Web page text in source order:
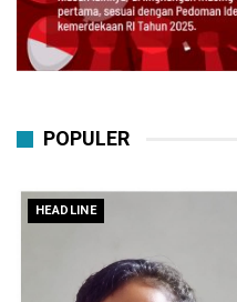
POPULER
HEADLINE